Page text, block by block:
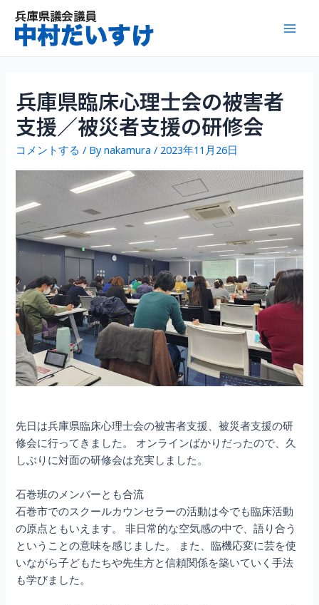
兵庫県臨床心理士会の被害者
支援／被災者支援の研修会
コメントする / Bynakamura/2023年11月26日
先日は兵庫県臨床心理士会の被害者支援、被災者支援の研
修会に行ってきました。 オンラインばかりだったので、久
しぶりに対面の研修会は充実しました。
石巻班のメンバーとも合流
石巻市でのスクールカウンセラーの活動は今でも臨床活動
の原点ともいえます。 非日常的な空気感の中で、語り合う
ということの意味を感じました。 また、臨機応変に芸を使
いながら子どもたちや先生方と信頼関係を築いていく手法
も学びました。